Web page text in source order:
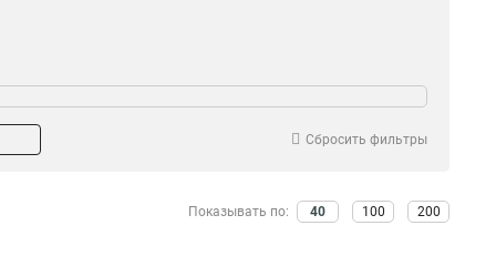
Сбросить фильтры
Показывать по: 40 100 200